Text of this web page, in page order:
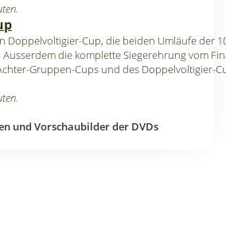
Doppelvoltigier-Cup, die beiden Umläufe der
die komplette Siegerehrung vom
Gruppen-Cups und des Doppelvoltigier-
und Vorschaubilder der DVDs